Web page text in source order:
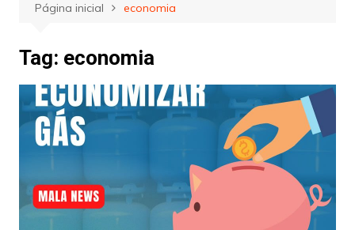
Página inicial economia
Tag: economia